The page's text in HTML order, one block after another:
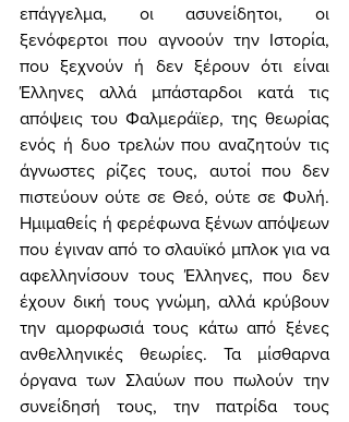
επάγγελμα, οι ασυνείδητοι, οι
ξενόφερτοι που αγνοούν την Ιστορία,
που ξεχνούν ή δεν ξέρουν ότι είναι
Έλληνες αλλά μπάσταρδοι κατά τις
απόψεις του Φαλμεράϊερ, της θεωρίας
ενός ή δυο τρελών που αναζητούν τις
άγνωστες ρίζες τους, αυτοί που δεν
πιστεύουν ούτε σε Θεό, ούτε σε Φυλή.
Ημιμαθείς ή φερέφωνα ξένων απόψεων
που έγιναν από το σλαυϊκό μπλοκ για να
αφελληνίσουν τους Έλληνες, που δεν
έχουν δική τους γνώμη, αλλά κρύβουν
την αμορφωσιά τους κάτω από ξένες
ανθελληνικές θεωρίες. Τα μίσθαρνα
όργανα των Σλαύων που πωλούν την
συνείδησή τους, την πατρίδα τους